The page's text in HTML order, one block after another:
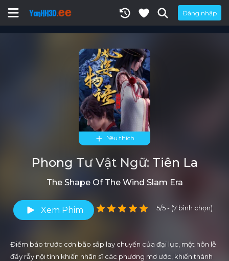
Đăng nhập
Yêu thích
Phong Tư Vật Ngữ: Tiên La
The Shape Of The Wind Slam Era
Xem Phim 5/5 - (7 bình chọn)
Điềm báo trước cơn bão sắp lay chuyển của đại lục, một hôn lễ
đầy rẫy nội tình khiến nhân sĩ các phương mơ ước, khiến thành